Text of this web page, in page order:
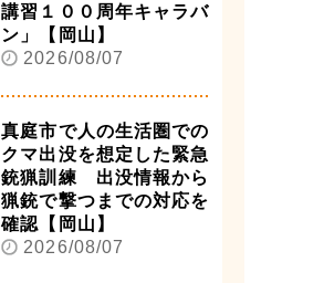
講習１００周年キャラバ
ン」【岡山】
2026/08/07
真庭市で人の生活圏での
クマ出没を想定した緊急
銃猟訓練 出没情報から
猟銃で撃つまでの対応を
確認【岡山】
2026/08/07